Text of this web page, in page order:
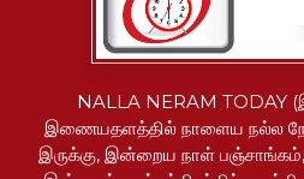
NALLA NERAM TODAY
இணையதளத்தில் நாளைய நல்ல
இருக்கு, இன்றைய நாள்